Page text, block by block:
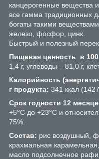
канцерогенные вещества
все гамма традиционных
богаты такими
железо, фосфор, цинк.
Быстрый и полезный
Пищевая ценность в
1,4 г, углеводы – 81,0 г,
Калорийность
г продукта: 341 ккал
Срок годности 12
+5°С до +23°С и
75%.
Состав: рис воздушный,
крахмальная
масло подсолнечное